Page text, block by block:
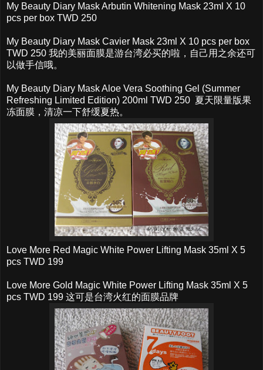
My Beauty Diary Mask Arbutin Whitening Mask 23ml X 10
pcs per box TWD 250
My Beauty Diary Mask Cavier Mask 23ml X 10 pcs per box
TWD 250 我的美丽面膜是游台湾必买的啦，自己用之余还可
以做手信哦。
My Beauty Diary Mask Aloe Vera Soothing Gel (Summer
Refreshing Limited Edition) 200ml TWD 250 夏天限量版果
冻面膜，清凉一下舒缓夏热。
Love More Red Magic White Power Lifting Mask 35ml X 5
pcs TWD 199
Love More Gold Magic White Power Lifting Mask 35ml X 5
pcs TWD 199 这可是台湾火红的面膜品牌